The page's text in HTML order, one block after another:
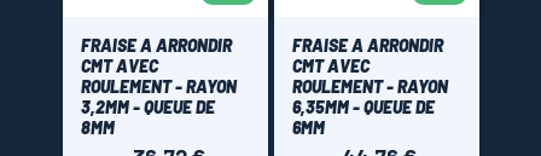
FRAISE A ARRONDIR
CMT AVEC
ROULEMENT - RAYON
3,2MM - QUEUE DE
8MM
FRAISE A ARRONDIR
CMT AVEC
ROULEMENT - RAYON
6,35MM - QUEUE DE
6MM